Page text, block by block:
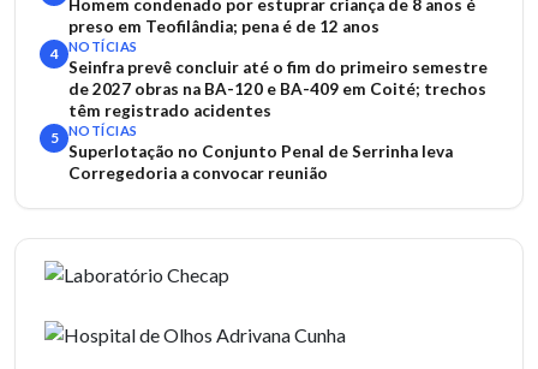
Homem condenado por estuprar criança de 8 anos é
preso em Teofilândia; pena é de 12 anos
4 NOTÍCIAS
Seinfra prevê concluir até o fim do primeiro semestre
de 2027 obras na BA-120 e BA-409 em Coité; trechos
têm registrado acidentes
5 NOTÍCIAS
Superlotação no Conjunto Penal de Serrinha leva
Corregedoria a convocar reunião